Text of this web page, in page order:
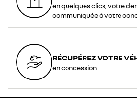
en quelques clics, votre
communiquée à votre
RÉCUPÉREZ VOTRE
en concession